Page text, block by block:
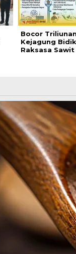
Bocor
Kejagung
Raksasa Sawit